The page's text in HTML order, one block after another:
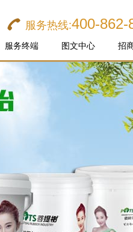
服务热线:400-862-
服务终端 图文中心 招